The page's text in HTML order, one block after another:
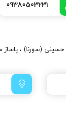
09380503231
(سورنا) ، پاساژ